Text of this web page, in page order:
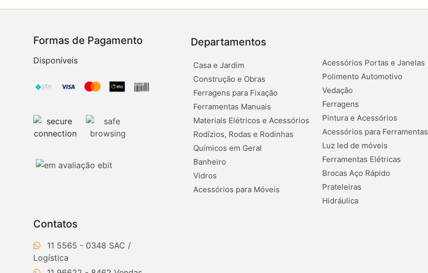
Contatos
11 5565 - 0348
Departamentos
Casa e Jardim
Construção e Obras
Ferragens para Fixação
Ferramentas Manuais
Materiais Elétricos e Acessórios
Rodízios, Rodas e Rodinhas
Químicos em Geral
Banheiro
Vidros
Acessórios para Móveis
Acessórios Portas e Janelas
Polimento Automotivo
Vedação
Ferragens
Pintura e Acessórios
Acessórios para Ferramentas
Luz led de móveis
Ferramentas Elétricas
Brocas Aço Rápido
Prateleiras
Hidráulica
Formas de Pagamento
Disponíveis